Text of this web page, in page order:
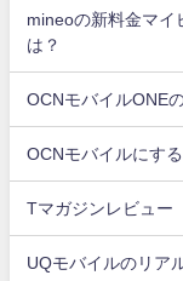
mineoの新料金マイ
は？
OCNモバイルONE
OCNモバイルにす
Tマガジンレビュー
UQモバイルのリア